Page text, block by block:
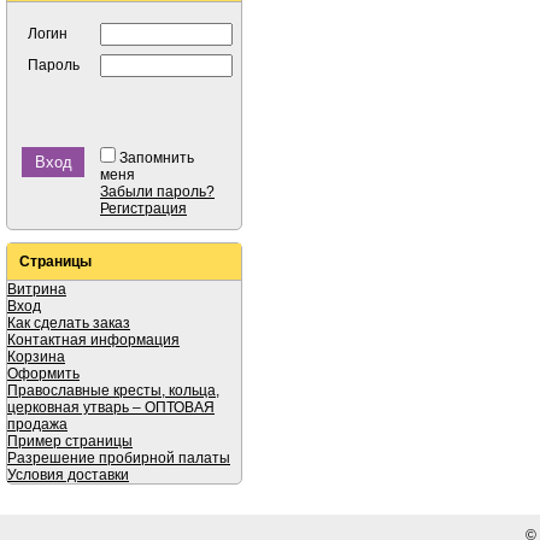
Логин
Пароль
Запомнить
меня
Забыли пароль?
Регистрация
Страницы
Витрина
Вход
Как сделать заказ
Контактная информация
Корзина
Оформить
Православные кресты, кольца,
церковная утварь – ОПТОВАЯ
продажа
Пример страницы
Разрешение пробирной палаты
Условия доставки
©